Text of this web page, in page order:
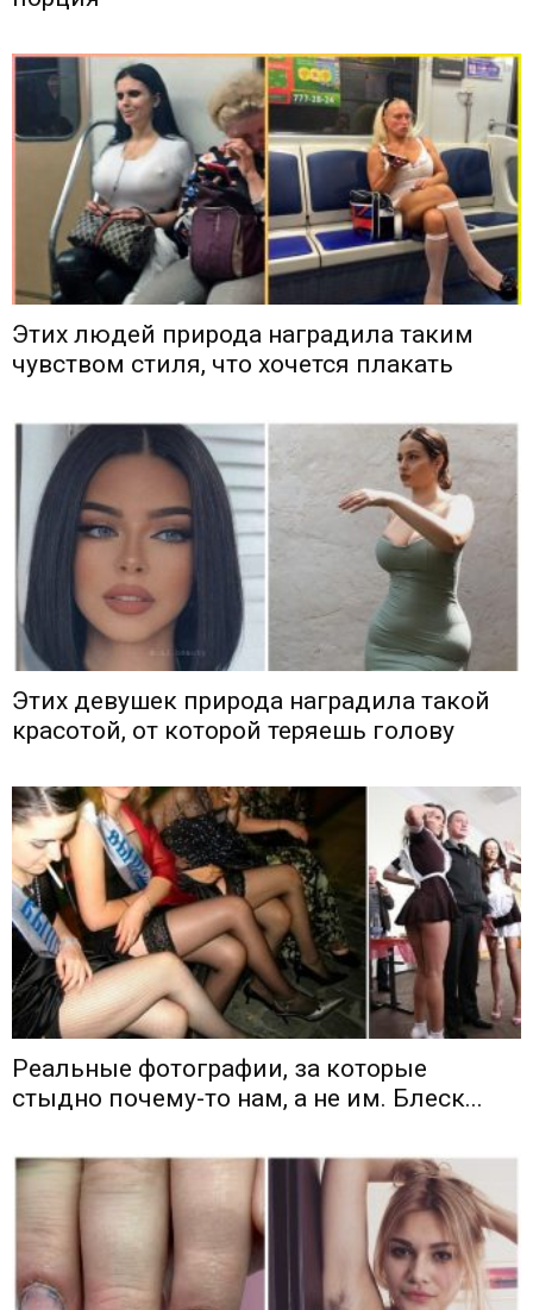
Этих людей природа наградила таким
чувством стиля, что хочется плакать
Этих девушек природа наградила такой
красотой, от которой теряешь голову
Реальные фотографии, за которые
стыдно почему-то нам, а не им. Блеск...